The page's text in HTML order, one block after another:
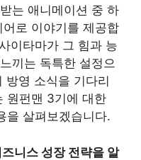
는 애니메이션 중 하
로 이야기를 제공합
이타마가 그 힘과 능
끼는 독특한 설정으
방영 소식을 기다리
원펀맨 3기에 대한
을 살펴보겠습니다.
니스 성장 전략을 알